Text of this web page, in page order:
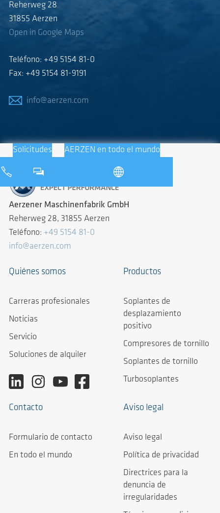
Reherweg 28
31855 Aerzen
Open in Google Maps
Teléfono: +49 5154 81-0
Fax: +49 5154 81-9191
info@aerzen.com
Solicitudes AERZEN en todo el mundo
Aerzener Maschinenfabrik GmbH
Reherweg 28, 31855 Aerzen
Teléfono: +49 5154 81-0
info@aerzen.com
Quiénes somos
Carreras profesionales
Noticias
Servicio
Soluciones de alquiler
Productos
Soplantes de
desplazamiento
positivo
Compresores de tornillo
Soplantes de tornillo
Turbosoplantes
Contacto
Formulario de contacto
En todo el mundo
Aviso legal
Aviso legal
Política de privacidad
Directrices para la
denuncia de
irregularidades